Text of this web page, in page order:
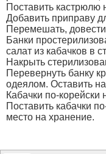
Поставить кастрюлю
Добавить приправу
Перемешать,
Банки
салат из кабачков в
Накрыть
Перевернуть банку
одеялом. Оставить
Кабачки по-корейски
Поставить кабачки
место на хранение.